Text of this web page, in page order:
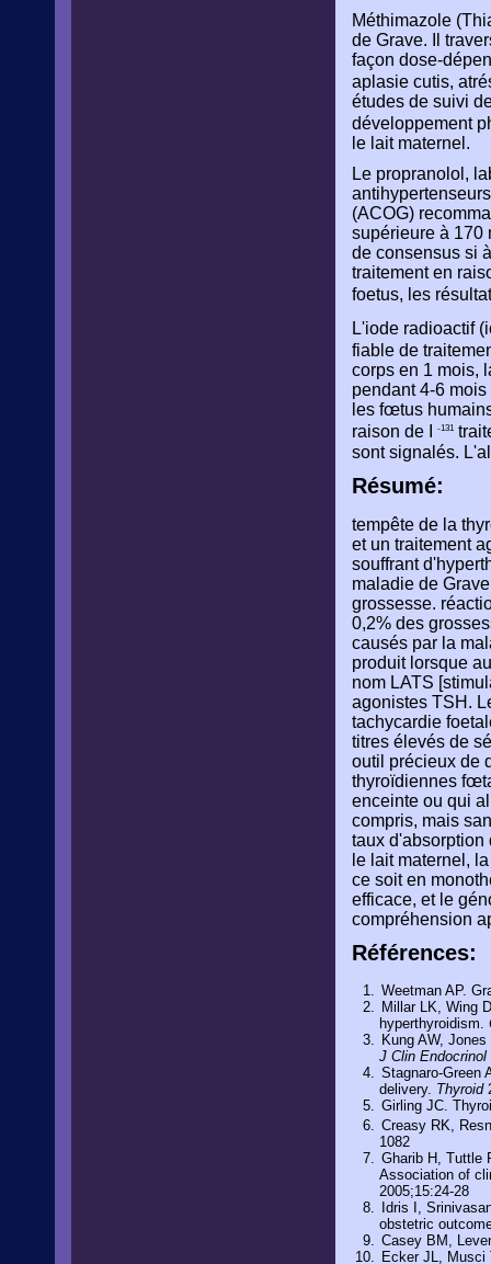
Méthimazole
de Grave. Il
façon dose-
aplasie cutis,
études de suivi
développement
le lait maternel.
Le propranolol,
(ACOG)
supérieure à 170
de consensus si
traitement en
foetus, les
L'iode radioactif
fiable de
corps en 1 mois,
pendant 4-6
les fœtus
raison de I
-131
sont signalés.
Résumé:
tempête de la
et un traitement
souffrant
maladie de
grossesse.
0,2% des
causés par la
produit lorsque
nom LATS
agonistes TSH.
tachycardie
titres élevés de
outil précieux de
thyroïdiennes
enceinte ou qui
compris, mais
taux d'absorption
le lait maternel,
ce soit en
efficace, et le
compréhension
Références:
Weetman AP.
Millar LK, Wing
hyperthyroidism.
Kung AW,
J Clin Endocrinol
Stagnaro-Green
delivery. Thyroid
Girling JC.
Creasy RK,
1082
Gharib H, Tuttle
Association of
2005;15:24-28
Idris I,
obstetric
Casey BM,
Ecker JL, Musci